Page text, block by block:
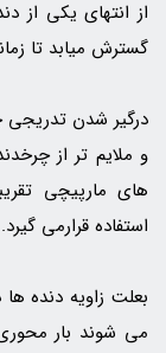
از انتهای یکی از
گسترش میابد تا
درگیر شدن تدریجی
و ملایم تر از
های مارپیچی
استفاده قرارمی گیرد.
بعلت زاویه دنده
می شوند بار